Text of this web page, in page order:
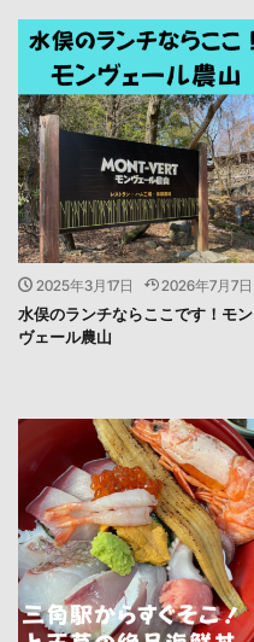
2025年3月17日
2026年7月7日
水俣のランチならここです！モン
ヴェール農山